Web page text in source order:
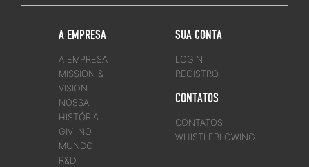
A EMPRESA
A EMPRESA
MISSION &
VISION
NOSSA
HISTÓRIA
GIVI NO
MUNDO
R&D
SUA CONTA
LOGIN
REGISTRO
CONTATOS
CONTATOS
WHISTLEBLOWING